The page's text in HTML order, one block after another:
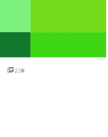
記事